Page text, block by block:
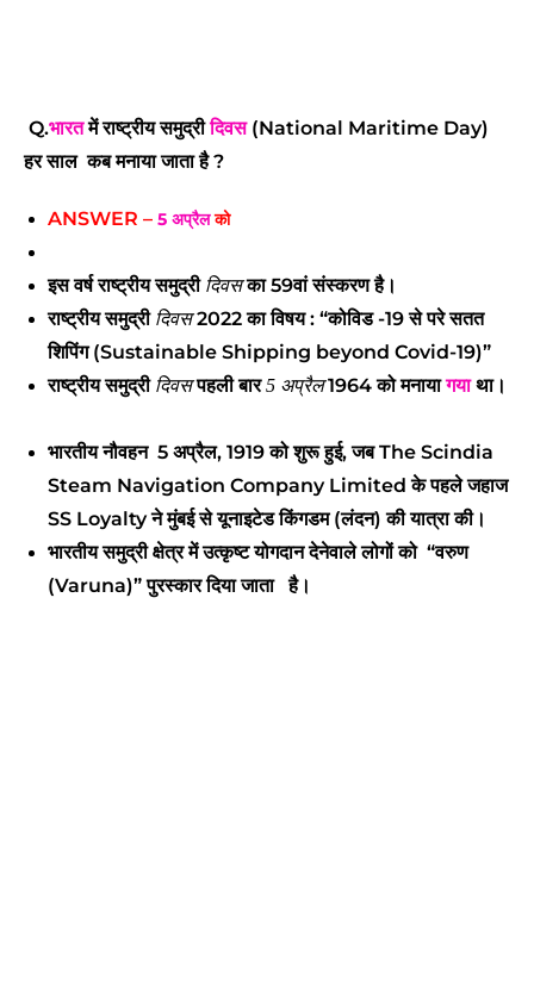
Q.भारतमें राष्ट्रीय समुद्रीदिवस(National Maritime Day)
हर साल कब मनाया जाता है ?
ANSWER – 5 अप्रैलको
इस वर्ष राष्ट्रीय समुद्री दिवसका 59वां संस्करण है।
राष्ट्रीय समुद्री दिवस2022 का विषय : “कोविड -19 से परे सतत
शिपिंग (Sustainable Shipping beyond Covid-19)”
राष्ट्रीय समुद्री दिवसपहली बार5 अप्रैल1964 को मनायागयाथा।
भारतीय नौवहन 5 अप्रैल, 1919 को शुरू हुई, जब The Scindia
Steam Navigation Company Limited के पहले जहाज
SS Loyalty ने मुंबई से यूनाइटेड किंगडम (लंदन) की यात्रा की।
भारतीय समुद्री क्षेत्र में उत्कृष्ट योगदान देनेवाले लोगों को “वरुण
(Varuna)” पुरस्कार दिया जाता है।